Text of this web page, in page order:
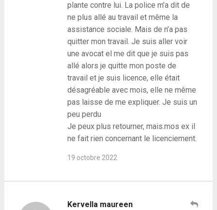
plante contre lui. La police m’a dit de
ne plus allé au travail et même la
assistance sociale. Mais de n’a pas
quitter mon travail. Je suis aller voir
une avocat el me dit que je suis pas
allé alors je quitte mon poste de
travail et je suis licence, elle était
désagréable avec mois, elle ne même
pas laisse de me expliquer. Je suis un
peu perdu
Je peux plus retourner, mais.mos ex il
ne fait rien concernant le licenciement.
19 octobre 2022
Kervella maureen